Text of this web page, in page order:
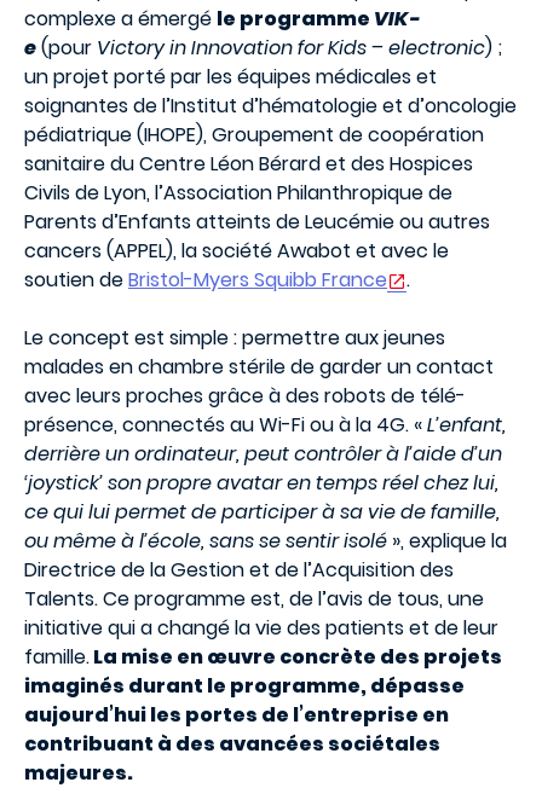
complexe a émergé le programme VIK-
e(pour Victory in Innovation for Kids – electronic) ;
un projet porté par les équipes médicales et
soignantes de l’Institut d’hématologie et d’oncologie
pédiatrique (IHOPE), Groupement de coopération
sanitaire du Centre Léon Bérard et des Hospices
Civils de Lyon, l’Association Philanthropique de
Parents d’Enfants atteints de Leucémie ou autres
cancers (APPEL), la société Awabot et avec le
soutien deBristol-Myers Squibb France .
Le concept est simple : permettre aux jeunes
malades en chambre stérile de garder un contact
avec leurs proches grâce à des robots de télé-
présence, connectés au Wi-Fi ou à la 4G. «L’enfant,
derrière un ordinateur, peut contrôler à l’aide d’un
‘joystick’ son propre avatar en temps réel chez lui,
ce qui lui permet de participer à sa vie de famille,
ou même à l’école, sans se sentir isolé », explique la
Directrice de la Gestion et de l’Acquisition des
Talents. Ce programme est, de l’avis de tous, une
initiative qui a changé la vie des patients et de leur
famille.La mise en œuvre concrète des projets
imaginés durant le programme, dépasse
aujourd’hui les portes de l’entreprise en
contribuant à des avancées sociétales
majeures.